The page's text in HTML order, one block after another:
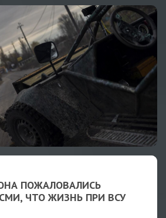
ПОЖАЛОВАЛИСЬ
ЧТО ЖИЗНЬ ПРИ ВСУ